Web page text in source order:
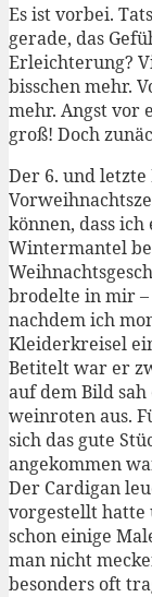
Es ist vorbei.
gerade, das
Erleichterung?
bisschen mehr.
mehr. Angst vor
groß! Doch
Der 6. und
können, dass
Wintermantel
brodelte in mir –
nachdem ich
Kleiderkreisel
Betitelt war er
auf dem Bild
weinroten aus.
sich das gute
angekommen
Der Cardigan
vorgestellt hatte
schon einige
man nicht
besonders oft